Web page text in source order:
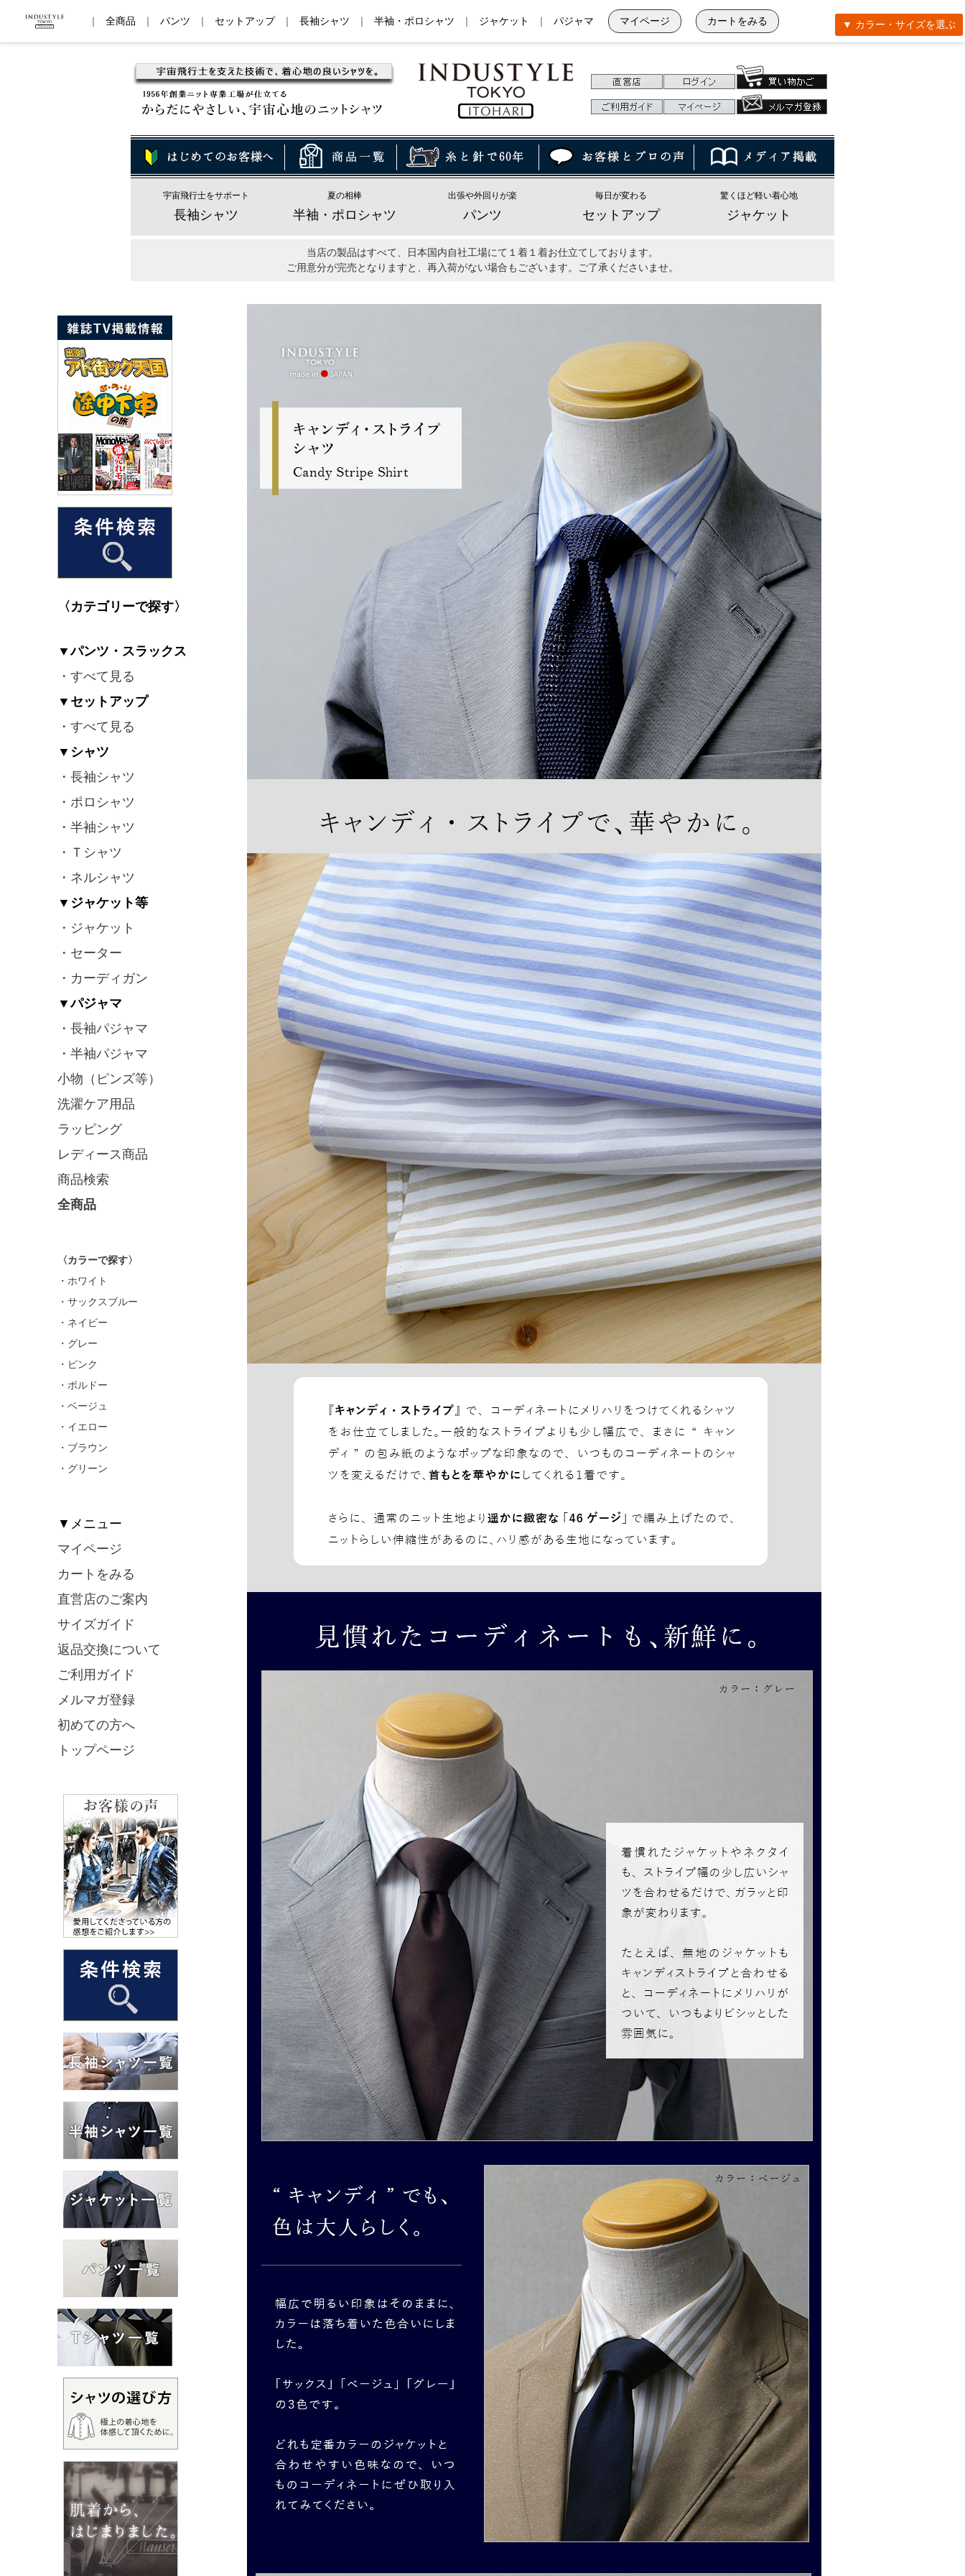
宇宙飛行士をサポート
長袖シャツ
夏の相棒
半袖・ポロシャツ
出張や外回りが楽
パンツ
毎日が変わる
セットアップ
驚くほど軽い着心地
ジャケット
当店の製品はすべて、日本国内自社工場にて１着１着お仕立てしております。
ご用意分が完売となりますと、再入荷がない場合もございます。ご了承くださいませ。
｜ 全商品 ｜ パンツ ｜ セットアップ ｜ 長袖シャツ ｜ 半袖・ポロシャツ ｜ ジャケット ｜ パジャマ マイページ カートをみる ▼ カラー・サイズを選ぶ
〈カテゴリーで探す〉
▼パンツ・スラックス
・すべて見る
▼セットアップ
・すべて見る
▼シャツ
・長袖シャツ
・ポロシャツ
・半袖シャツ
・Ｔシャツ
・ネルシャツ
▼ジャケット等
・ジャケット
・セーター
・カーディガン
▼パジャマ
・長袖パジャマ
・半袖パジャマ
小物（ピンズ等）
洗濯ケア用品
ラッピング
レディース商品
商品検索
全商品
〈カラーで探す〉
・ホワイト
・サックスブルー
・ネイビー
・グレー
・ピンク
・ボルドー
・ベージュ
・イエロー
・ブラウン
・グリーン
▼メニュー
マイページ
カートをみる
直営店のご案内
サイズガイド
返品交換について
ご利用ガイド
メルマガ登録
初めての方へ
トップページ